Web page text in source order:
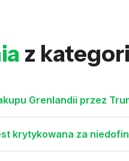
z
Grenlandii przez
krytykowana za